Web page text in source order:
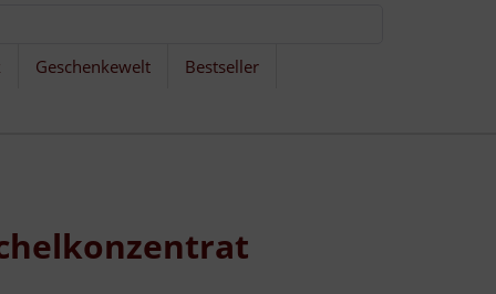
Geschenkewelt
Bestseller